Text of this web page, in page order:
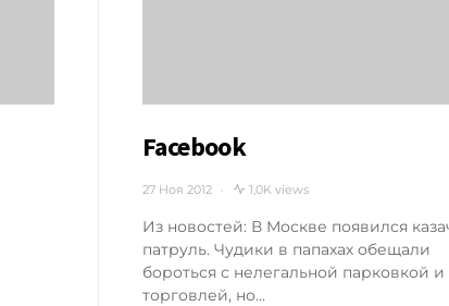
Facebook
27 Ноя 2012 1,0K views
Из новостей: В Москве появился
патруль. Чудики в папахах обещали
бороться с нелегальной парковкой и
торговлей, но…